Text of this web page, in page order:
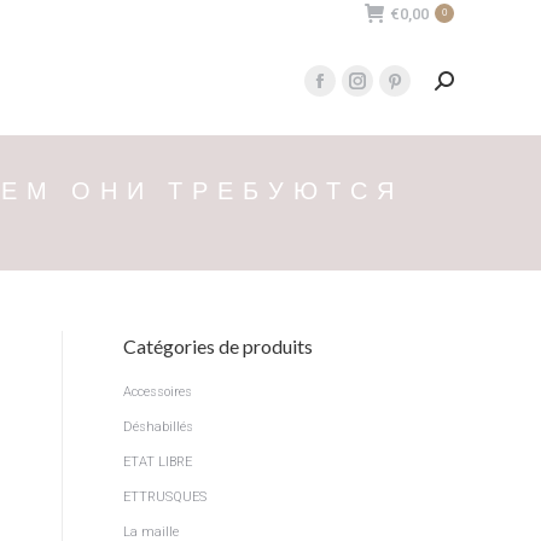
€0,00 0
Facebook
in
Instagram
in
PinterestRecherche
ОНИ ТРЕБУЮТСЯ
Catégories de produits
Accessoires
Déshabillés
ETAT LIBRE
ETTRUSQUES
La maille